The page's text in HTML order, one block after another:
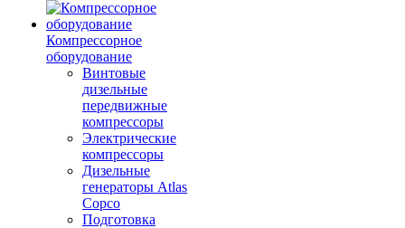
Компрессорное
оборудование
Винтовые
дизельные
передвижные
компрессоры
Электрические
компрессоры
Дизельные
генераторы Atlas
Copco
Подготовка